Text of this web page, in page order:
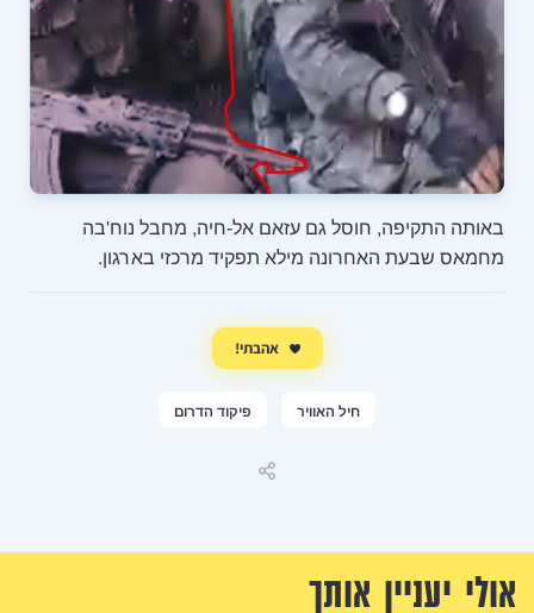
עזאם אל-חיה, מחבל נוח'בה
תפקיד מרכזי בארגון.